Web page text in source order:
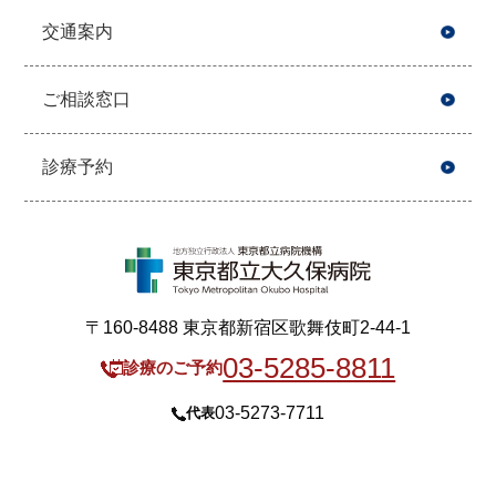
交通案内
ご相談窓口
診療予約
〒160-8488 東京都新宿区歌舞伎町2-44-1
診療のご予約03-5285-8811
代表03-5273-7711